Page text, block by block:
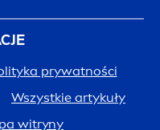
prywatności
Wszystkie artykuły
witryny